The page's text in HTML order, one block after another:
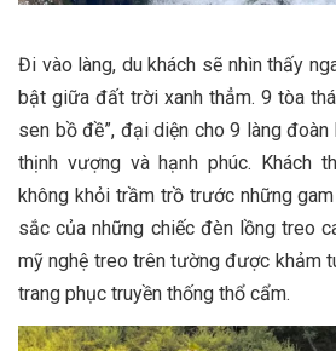
Đi vào làng, du khách sẽ nhìn thấy
bật giữa đất trời xanh thẳm. 9 tòa
sen bồ đề”, đại diện cho 9 làng
thịnh vượng và hạnh phúc. Khách
không khỏi trầm trồ trước những
sắc của những chiếc đèn lồng treo
mỹ nghệ treo trên tường được khảm
trang phục truyền thống thổ cẩm.